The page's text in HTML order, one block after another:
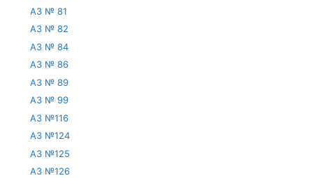
АЗ № 81
АЗ № 82
АЗ № 84
АЗ № 86
АЗ № 89
АЗ № 99
АЗ №116
АЗ №124
АЗ №125
АЗ №126